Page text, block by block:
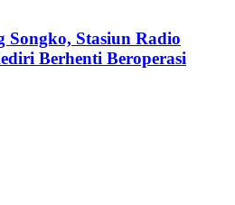
Songko, Stasiun Radio
Berhenti Beroperasi